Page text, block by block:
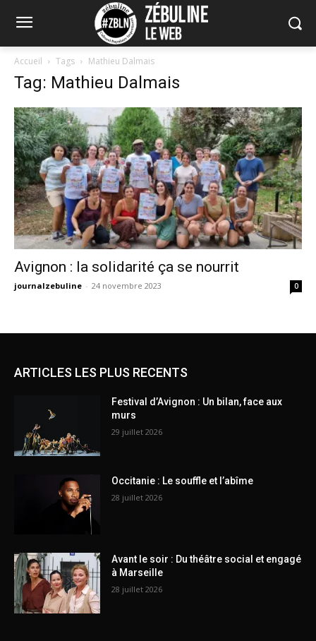
Accueil Tags Mathieu Dalmais
Tag: Mathieu Dalmais
Avignon : la solidarité ça se nourrit
journalzebuline - 24 novembre 2023 0
ARTICLES LES PLUS RECENTS
Festival d’Avignon : Un bilan, face aux
murs
29 juillet 2026
Occitanie : Le souffle et l’abîme
28 juillet 2026
Avant le soir : Du théâtre social et engagé
à Marseille
28 juillet 2026